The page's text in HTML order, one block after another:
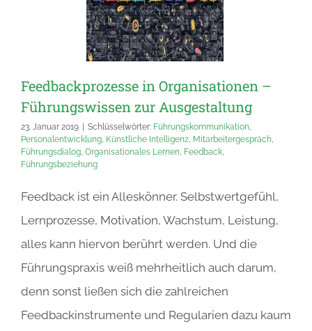
Feedbackprozesse in Organisationen –
Führungswissen zur Ausgestaltung
23. Januar 2019 Schlüsselwörter: Führungskommunikation,
Personalentwicklung, Künstliche Intelligenz, Mitarbeitergespräch,
Führungsdialog, Organisationales Lernen, Feedback,
Führungsbeziehung
Feedback ist ein Alleskönner. Selbstwertgefühl,
Lernprozesse, Motivation, Wachstum, Leistung,
alles kann hiervon berührt werden. Und die
Führungspraxis weiß mehrheitlich auch darum,
denn sonst ließen sich die zahlreichen
Feedbackinstrumente und Regularien dazu kaum